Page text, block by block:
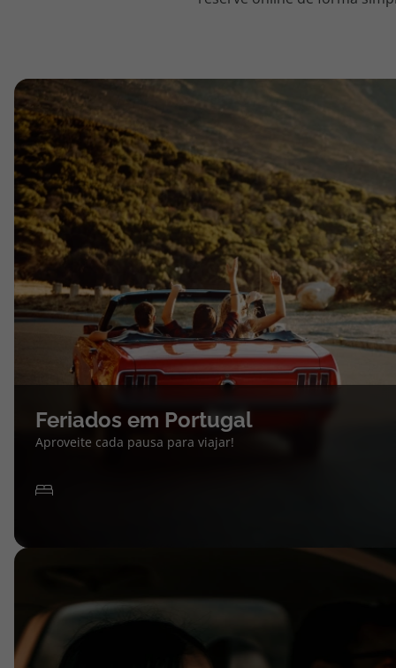
topatlantico@topatlantico.com
Feriados em Portugal
Aproveite cada pausa para viajar!